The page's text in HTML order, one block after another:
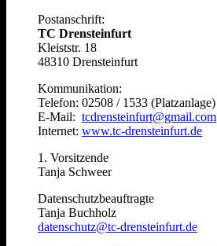
Postanschrift:
TC Drensteinfurt
Kleiststr. 18
48310 Drensteinfurt
Kommunikation:
Telefon: 02508 / 1533 (Platzanlage)
E-Mail: tcdrensteinfurt@gmail.com
Internet: www.tc-drensteinfurt.de
1. Vorsitzende
Tanja Schweer
Datenschutzbeauftragte
Tanja Buchholz
datenschutz@tc-drensteinfurt.de